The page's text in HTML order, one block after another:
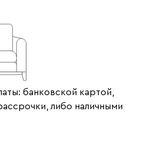
банковской картой,
либо наличными